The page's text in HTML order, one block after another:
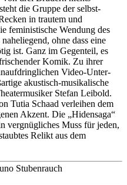
die Gruppe der selbst­
in trautem und
feministische Wendung des
ohne dass eine
ist. Ganz im Gegenteil, es
Komik. Zu ihrer
Video-Unter­
akustisch-musikalische
Stefan Leibold.
Tutia Schaad verleihen dem
Akzent. Die „Hidensaga“
vergnüg­liches Muss für jeden,
Relikt aus dem
Stubenrauch